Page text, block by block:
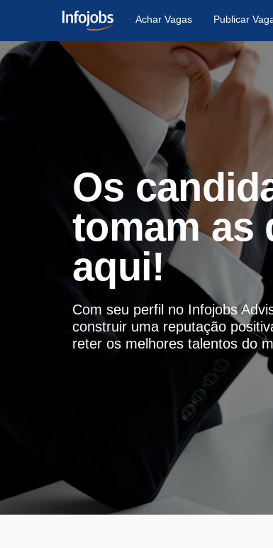
Achar Vagas Publicar
Os
tomam as
aqui!
Com seu perfil no Infojobs
construir uma reputação
reter os melhores talentos do